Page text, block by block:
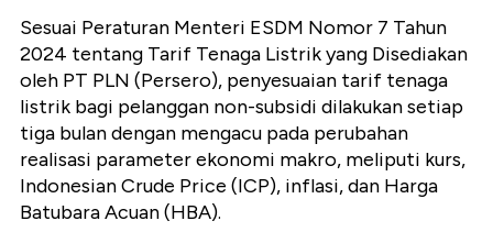
Sesuai Peraturan Menteri ESDM Nomor 7 Tahun
2024 tentang Tarif Tenaga Listrik yang Disediakan
oleh PT PLN (Persero), penyesuaian tarif tenaga
listrik bagi pelanggan non-subsidi dilakukan setiap
tiga bulan dengan mengacu pada perubahan
realisasi parameter ekonomi makro, meliputi kurs,
Indonesian Crude Price (ICP), inflasi, dan Harga
Batubara Acuan (HBA).